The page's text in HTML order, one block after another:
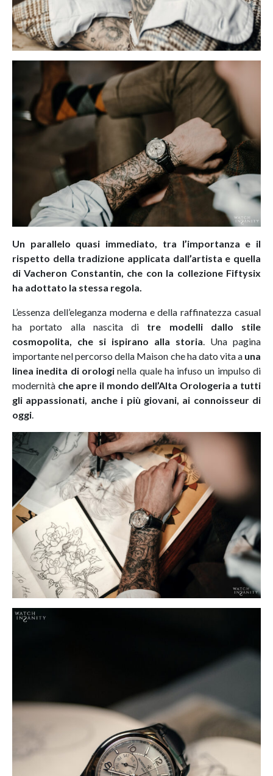
Un parallelo quasi immediato, tra l’importanza e il
rispetto della tradizione applicata dall’artista e quella
di Vacheron Constantin, che con la collezione Fiftysix
ha adottato la stessa regola.
L’essenza dell’eleganza moderna e della raffinatezza casual
ha portato alla nascita di tre modelli dallo stile
cosmopolita, che si ispirano alla storia. Una pagina
importante nel percorso della Maison che ha dato vita a una
linea inedita di orologinella quale ha infuso un impulso di
modernità che apre il mondo dell’Alta Orologeria a tutti
gli appassionati, anche i più giovani, ai connoisseur di
oggi.